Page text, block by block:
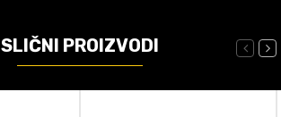
SLIČNI PROIZVODI